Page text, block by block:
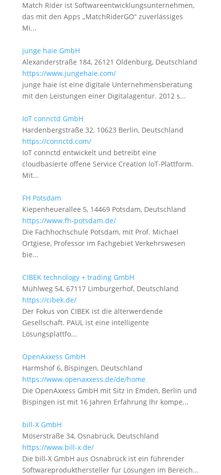
Match Rider ist Softwareentwicklungsunternehmen,
das mit den Apps „MatchRiderGO“ zuverlässiges
Mi...
junge haie GmbH
Alexanderstraße 184, 26121 Oldenburg, Deutschland
https://www.jungehaie.com/
junge haie ist eine digitale Unternehmensberatung
mit den Leistungen einer Digitalagentur. 2012 s...
IoT connctd GmbH
Hardenbergstraße 32, 10623 Berlin, Deutschland
https://connctd.com/
IoT connctd entwickelt und betreibt eine
cloudbasierte offene Service Creation IoT-Plattform.
Mit...
FH Potsdam
Kiepenheuerallee 5, 14469 Potsdam, Deutschland
https://www.fh-potsdam.de/
Die Fachhochschule Potsdam, mit Prof. Michael
Ortgiese, Professor im Fachgebiet Verkehrswesen
bie...
CIBEK technology + trading GmbH
Mühlweg 54, 67117 Limburgerhof, Deutschland
https://cibek.de/
Der Fokus von CIBEK ist die älterwerdende
Gesellschaft. PAUL ist eine intelligente
Lösungsplattfo...
OpenAxxess GmbH
Harmshof 6, Bispingen, Deutschland
https://www.openaxxess.de/de/home
Die OpenAxxess GmbH mit Sitz in Emden, Berlin und
Bispingen ist mit 16 Jahren Erfahrung Ihr kompe...
bill-X GmbH
Möserstraße 34, Osnabrück, Deutschland
https://www.bill-x.de/
Die bill-X GmbH aus Osnabrück ist ein führender
Softwareprodukthersteller für Lösungen im Bereich...